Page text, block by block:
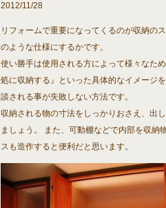
2012/11/28
リフォームで重要になってくるのが収納の
のような仕様にするかです。
使い勝手は使用される方によって様々なた
処に収納する』といった具体的なイメージ
談される事が失敗しない方法です。
収納される物の寸法をしっかりおさえ、出
ましょう。 また、可動棚などで内部を収納
スも造作すると便利だと思います。